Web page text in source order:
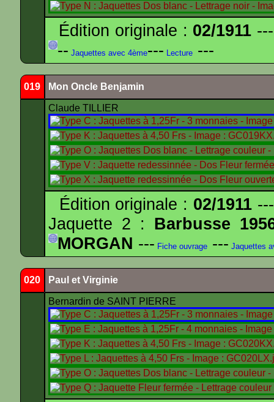
Édition originale : 02/1911
-- Jaquettes avec 4ème--- Lecture ---
019 Mon Oncle Benjamin
Claude TILLIER
Édition originale : 02/1911
Jaquette 2 : Barbusse
MORGAN --- Fiche ouvrage --- Jaquettes
020 Paul et Virginie
Bernardin de SAINT PIERRE